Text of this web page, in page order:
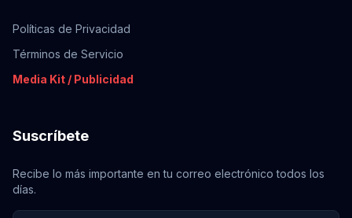
Políticas de Privacidad
Términos de Servicio
Media Kit / Publicidad
Suscríbete
Recibe lo más importante en tu correo electrónico todos los
días.